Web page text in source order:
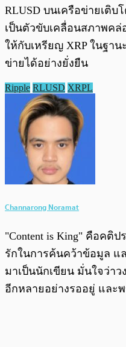
RLUSD บนเครือข่ายเติ
เป็นตัวขับเคลื่อนสภาพคล่
ให้กับเหรียญ XRP ในฐา
ข่ายได้อย่างยั่งยืน
Ripple RLUSD XRPL
Channarong Noramat
"Content is King" คือคติ
รักในการค้นคว้าข้อมูล แ
มาเป็นนักเขียน มั่นใจว่า
อีกหลายอย่างรออยู่ และพ